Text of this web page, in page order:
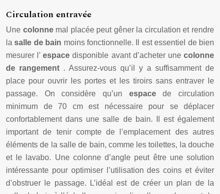
Circulation entravée
Une colonne mal placée peut gêner la circulation et rendre
lasalle de bain moins fonctionnelle. Il est essentiel de bien
mesurer l’espacedisponible avant d’acheter unecolonne
de rangement . Assurez-vous qu’il y a suffisamment de
place pour ouvrir les portes et les tiroirs sans entraver le
passage. On considère qu’un espacede circulation
minimum de 70 cm est nécessaire pour se déplacer
confortablement dans une salle de bain. Il est également
important de tenir compte de l’emplacement des autres
éléments de la salle de bain, comme les toilettes, la douche
et le lavabo. Une colonne d’angle peut être une solution
intéressante pour optimiser l’utilisation des coins et éviter
d’obstruer le passage. L’idéal est de créer un plan de la